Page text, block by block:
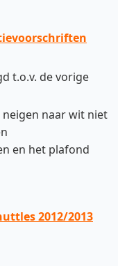
t.o.v. de vorige
naar wit niet
en het plafond
2012/2013